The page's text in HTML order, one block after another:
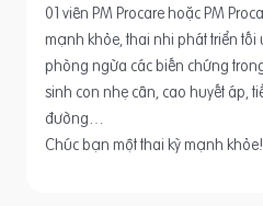
01 viên PM Procare hoặc PM
mạnh khỏe, thai nhi phát triển tối
phòng ngừa các biến chứng
sinh con nhẹ cân, cao huyết áp,
đường…
Chúc bạn một thai kỳ mạnh khỏe!